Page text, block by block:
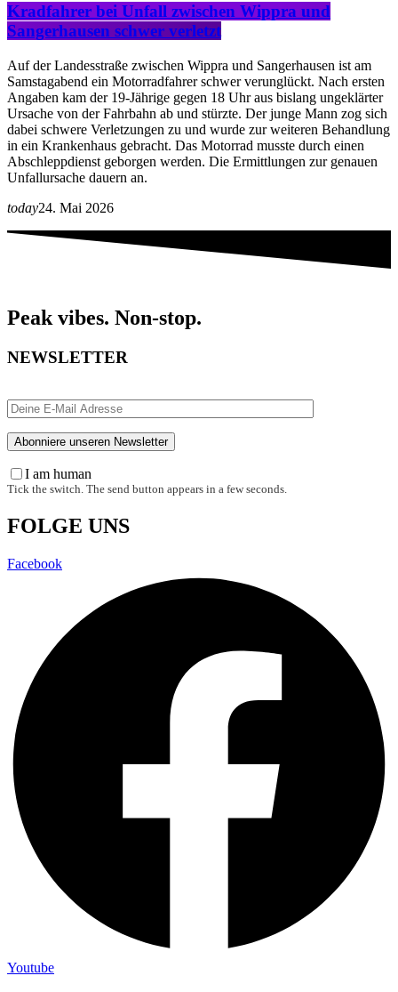
Kradfahrer bei Unfall zwischen Wippra und
Sangerhausen schwer verletzt
Auf der Landesstraße zwischen Wippra und Sangerhausen ist am
Samstagabend ein Motorradfahrer schwer verunglückt. Nach ersten
Angaben kam der 19-Jährige gegen 18 Uhr aus bislang ungeklärter
Ursache von der Fahrbahn ab und stürzte. Der junge Mann zog sich
dabei schwere Verletzungen zu und wurde zur weiteren Behandlung
in ein Krankenhaus gebracht. Das Motorrad musste durch einen
Abschleppdienst geborgen werden. Die Ermittlungen zur genauen
Unfallursache dauern an.
today24. Mai 2026
Peak vibes. Non-stop.
NEWSLETTER
I am human
Tick the switch. The send button appears in a few seconds.
FOLGE UNS
Facebook
Youtube